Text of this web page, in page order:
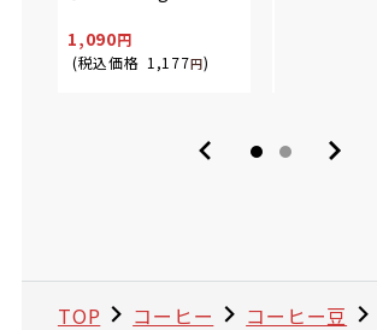
1,090
(税込価格 1,177円)
TOP コーヒー
コーヒー豆